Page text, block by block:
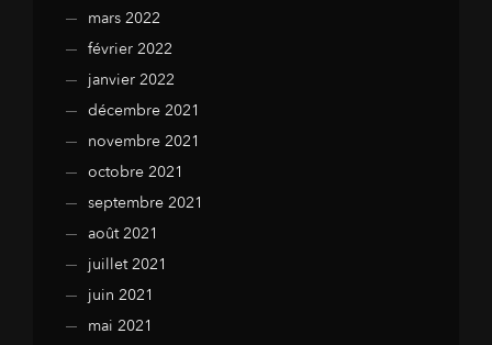
mars 2022
février 2022
janvier 2022
décembre 2021
novembre 2021
octobre 2021
septembre 2021
août 2021
juillet 2021
juin 2021
mai 2021